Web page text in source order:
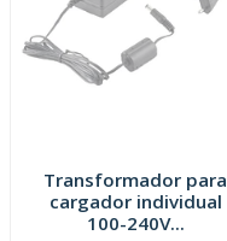
Transformador para
cargador individual
100-240V...